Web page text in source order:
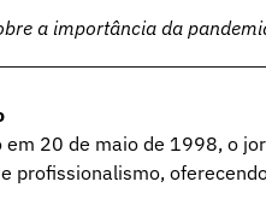
a importância da
em 20 de maio de 1998, o
profissionalismo,